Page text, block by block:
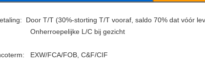
Door T/T (30%-storting T/T vooraf, saldo 70% dat vóór
L/C bij gezicht
EXW/FCA/FOB, C&F/CIF